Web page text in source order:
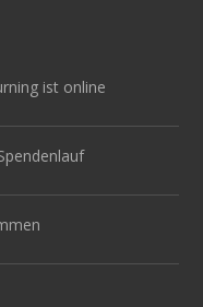
ist online